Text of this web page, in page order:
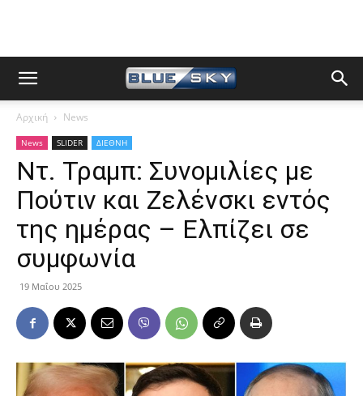
Αρχική News
News SLIDER ΔΙΕΘΝΗ
Ντ. Τραμπ: Συνομιλίες με
Πούτιν και Ζελένσκι εντός
της ημέρας – Ελπίζει σε
συμφωνία
19 Μαΐου 2025